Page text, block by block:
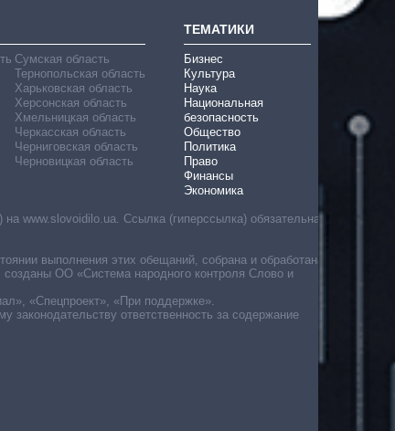
Сумская область
Тернопольская область
Харьковская область
Херсонская область
Хмельницкая область
Черкасская область
Черниговская область
Черновицкая область
ТЕМАТИКИ
Бизнес
Культура
Наука
Национальная
безопасность
Общество
Политика
Право
Финансы
Экономика
www.slovoidilo.ua. Ссылка (гиперссылка) обязательна
выполнения этих обещаний, собрана и обработана
ОО «Система народного контроля Слово и
«Спецпроект», «При поддержке».
законодательству ответственность за содержание